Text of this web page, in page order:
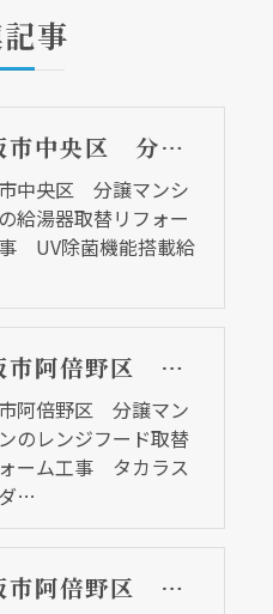
事
大阪市中央区 分譲マンションの給湯器取替リフォーム工事 UV除菌機能搭載給湯器
中央区 分譲マンシ
給湯器取替リフォー
UV除菌機能搭載給
大阪市阿倍野区 分譲マンションのレンジフード取替リフォーム工事 タカラスタンダード
阿倍野区 分譲マン
のレンジフード取替
ーム工事 タカラス
…
大阪市阿倍野区 分譲マンションのトイレ取替リフォーム工事 ピュアレストＭＲ